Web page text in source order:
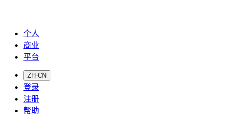
个人
商业
平台
ZH-CN
登录
注册
帮助